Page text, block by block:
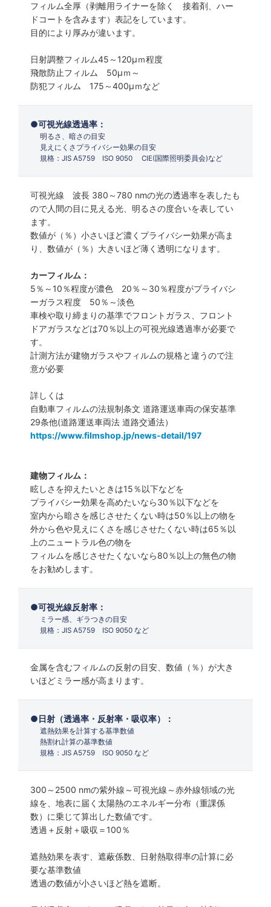
フィルム全厚（剥離用ライナーを除く 接着剤、ハー
ドコートを含みます）表記をしています。
目的により厚みが違います。
日射調整フィルム45～120µｍ程度
飛散防止フィルム 50µｍ～
防犯フィルム 175～400µｍなど
可視光線透過率：
明るさ、暗さの目安
見えにくさプライバシー効果の目安
規格：JIS A5759 ISO 9050 CIE(国際照明委員会)など
可視光線 波長 380～780 nmの光の透過率を表したも
ので人間の目に見える光、明るさの度合いを表してい
ます。
数値が（％）小さいほど濃くプライバシー効果が高ま
り、数値が（％）大きいほど薄く透明になります。
カーフィルム：
5％～10％程度が濃色 20％～30％程度がプライバシ
ーガラス程度 50％～淡色
車検や取り締まりの基準でフロントガラス、フロント
ドアガラスなどは70％以上の可視光線透過率が必要で
す。
計測方法が建物ガラスやフィルムの規格と違うので注
意が必要
詳しくは
自動車フィルムの法規制条文 道路運送車両の保安基準
29条他(道路運送車両法 道路交通法）
https://www.filmshop.jp/news-detail/197
建物フィルム：
眩しさを抑えたいときは15％以下などを
プライバシー効果を高めたいなら30％以下などを
室内から暗さを感じさせたくない時は50％以上の物を
外から色や見えにくさを感じさせたくない時は65％以
上のニュートラル色の物を
フィルムを感じさせたくないなら80％以上の無色の物
をお勧めします。
可視光線反射率：
ミラー感、ギラつきの目安
規格：JIS A5759 ISO 9050 など
金属を含むフィルムの反射の目安、数値（％）が大き
いほどミラー感が高まります。
日射（透過率・反射率・吸収率）：
遮熱効果を計算する基準数値
熱割れ計算の基準数値
規格：JIS A5759 ISO 9050 など
300～2500 nmの紫外線～可視光線～赤外線領域の光
線を、地表に届く太陽熱のエネルギー分布（重課係
数）に乗じて算出した数値です。
透過＋反射＋吸収＝100％
遮熱効果を表す、遮蔽係数、日射熱取得率の計算に必
要な基準数値
透過の数値が小さいほど熱を遮断。